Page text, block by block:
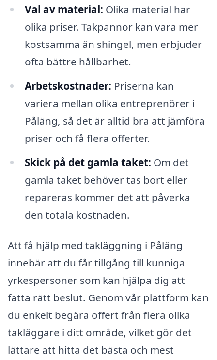
Val av material: Olika material har
olika priser. Takpannor kan vara mer
kostsamma än shingel, men erbjuder
ofta bättre hållbarhet.
Arbetskostnader: Priserna kan
variera mellan olika entreprenörer i
Påläng, så det är alltid bra att jämföra
priser och få flera offerter.
Skick på det gamla taket: Om det
gamla taket behöver tas bort eller
repareras kommer det att påverka
den totala kostnaden.
Att få hjälp med takläggning i Påläng
innebär att du får tillgång till kunniga
yrkespersoner som kan hjälpa dig att
fatta rätt beslut. Genom vår plattform kan
du enkelt begära offert från flera olika
takläggare i ditt område, vilket gör det
lättare att hitta det bästa och mest